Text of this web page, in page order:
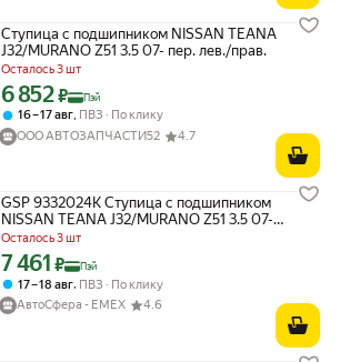
Ступица с подшипником NISSAN TEANA
J32/MURANO Z51 3.5 07- пер. лев./прав.
Осталось 3 шт
Цена с картой Яндекс Пэй 6852 ₽ вместо
6 852₽ Пэй
16 – 17 авг ПВЗ
По клику
ООО АВТОЗАПЧАСТИ52
4.7
GSP 9332024K Ступица с подшипником
NISSAN TEANA J32/MURANO Z51 3.5 07-
пер. лев/прав.
Осталось 3 шт
Цена с картой Яндекс Пэй 7461 ₽ вместо
7 461 ₽ Пэй
17 – 18 авг, ПВЗ
По клику
АвтоСфера - ЕМЕХ
4.6